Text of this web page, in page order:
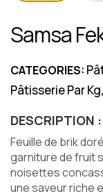
Samsa
CATEGORIES:
Pâtisserie Par Kg,
DESCRIPTION :
Feuille de brik
garniture de fruit
noisettes
une saveur riche